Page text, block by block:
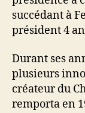
succédant à
président 4
Durant ses
plusieurs
créateur du
remporta en